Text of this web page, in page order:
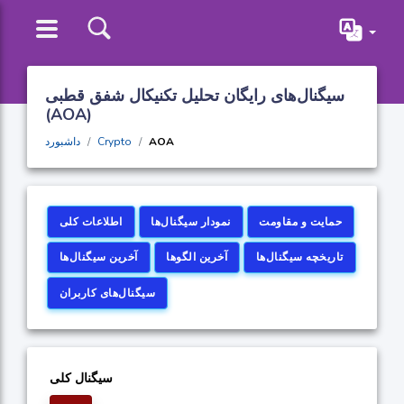
سیگنال‌های رایگان تحلیل تکنیکال شفق قطبی
(AOA)
داشبورد Crypto AOA
اطلاعات کلی نمودار سیگنال‌ها حمایت و مقاومت
آخرین سیگنال‌ها آخرین الگوها تاریخچه سیگنال‌ها
سیگنال‌های کاربران
سیگنال کلی